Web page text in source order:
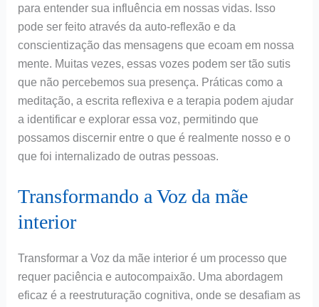
para entender sua influência em nossas vidas. Isso
pode ser feito através da auto-reflexão e da
conscientização das mensagens que ecoam em nossa
mente. Muitas vezes, essas vozes podem ser tão sutis
que não percebemos sua presença. Práticas como a
meditação, a escrita reflexiva e a terapia podem ajudar
a identificar e explorar essa voz, permitindo que
possamos discernir entre o que é realmente nosso e o
que foi internalizado de outras pessoas.
Transformando a Voz da mãe
interior
Transformar a Voz da mãe interior é um processo que
requer paciência e autocompaixão. Uma abordagem
eficaz é a reestruturação cognitiva, onde se desafiam as